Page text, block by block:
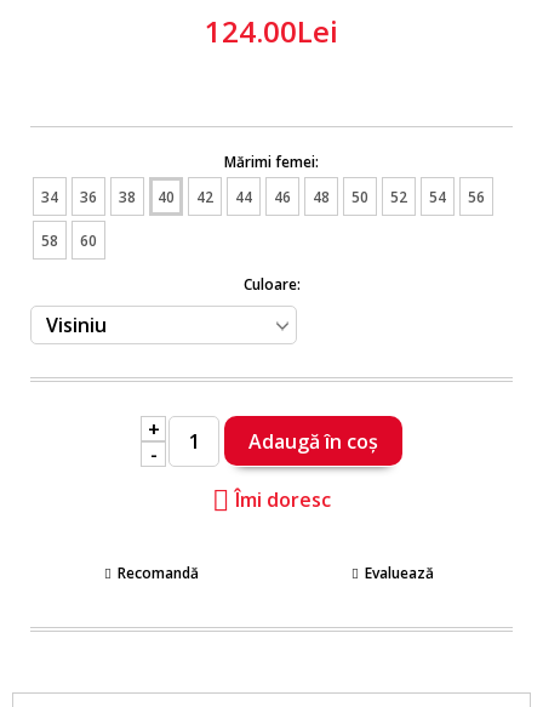
124.00Lei
Mărimi femei:
34
36 38 40 42 44 46 48 50 52 54 56
58 60
Culoare:
+
-
Îmi doresc
Recomandă Evaluează